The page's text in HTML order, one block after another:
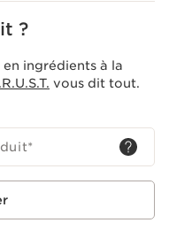
?
ingrédients à la
vous dit tout.
*